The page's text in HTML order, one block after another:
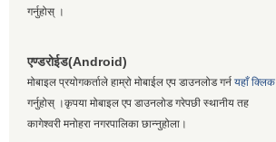
गर्नुहोस् ।
एण्डरोईड(Android)
मोबाइल प्रयोगकर्ताले हाम्रो मोबाईल एप डाउनलोड गर्न यहाँ क्लिक
गर्नुहोस् ।कृपया मोबाइल एप डाउनलोड गरेपछी स्थानीय तह
कागेश्वरी मनोहरा नगरपालिका छान्नुहोला।